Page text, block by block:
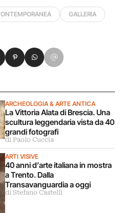
GALLERIA
ARCHEOLOGIA & ARTE ANTICA
La Vittoria Alata di Brescia. Una
scultura leggendaria vista da 40
grandi fotografi
di Paolo Cuccia
ARTI VISIVE
40 anni d’arte italiana in mostra
a Trento. Dalla
Transavanguardia a oggi
di Stefano Castelli
su Xsu LinkedIn
Condividi su Pinterest
Condividi su WhatsApp
Condividi su Email